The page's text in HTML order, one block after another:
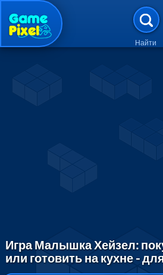
Найти
Игра Малышка Хейзел:
или готовить на кухне -